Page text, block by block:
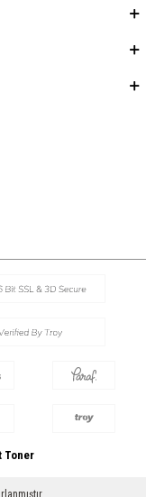
Toner